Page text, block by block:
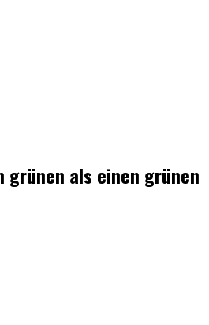
grünen als einen grünen